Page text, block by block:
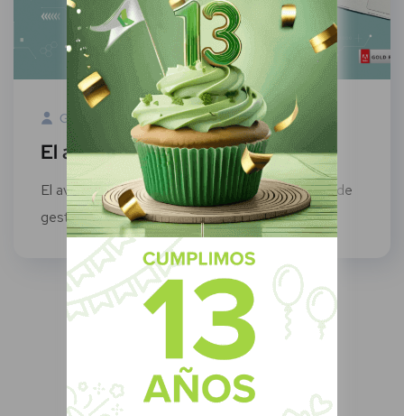
Green Know 11 Agosto, 2022
El avance de los LMS en México
El avance de los LMS en México Los sistemas de
gestión de aprendizaje a...